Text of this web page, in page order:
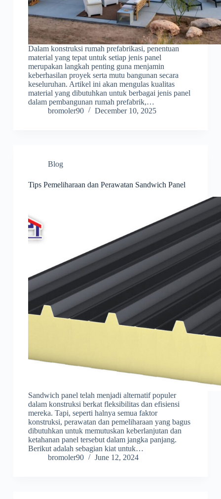
Dalam konstruksi rumah prefabrikasi, penentuan
material yang tepat untuk setiap jenis panel
merupakan langkah penting guna menjamin
keberhasilan proyek serta mutu bangunan secara
keseluruhan. Artikel ini akan mengulas kualitas
material yang dibutuhkan untuk berbagai jenis panel
dalam pembangunan rumah prefabrik,…
bromoler90
December 10, 2025
Blog
Tips Pemeliharaan dan Perawatan Sandwich Panel
Sandwich panel telah menjadi alternatif populer
dalam konstruksi berkat fleksibilitas dan efisiensi
mereka. Tapi, seperti halnya semua faktor
konstruksi, perawatan dan pemeliharaan yang bagus
dibutuhkan untuk memutuskan keberlanjutan dan
ketahanan panel tersebut dalam jangka panjang.
Berikut adalah sebagian kiat untuk…
bromoler90
June 12, 2024